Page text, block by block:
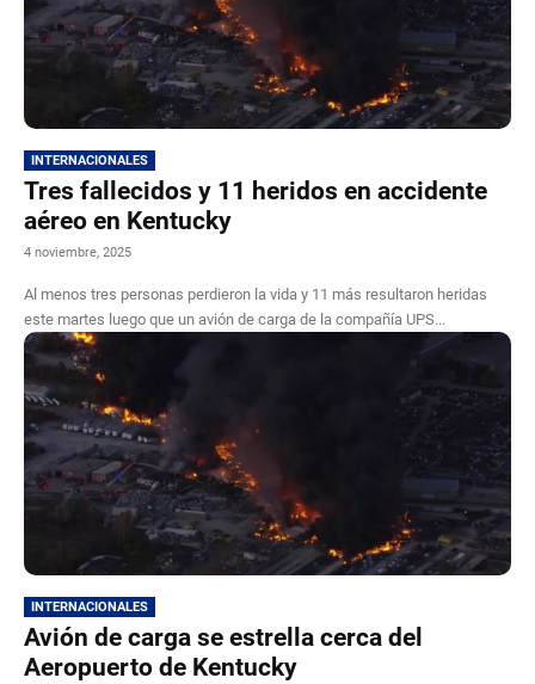
INTERNACIONALES
Tres fallecidos y 11 heridos en accidente
aéreo en Kentucky
4 noviembre, 2025
Al menos tres personas perdieron la vida y 11 más resultaron heridas
este martes luego que un avión de carga de la compañía UPS...
INTERNACIONALES
Avión de carga se estrella cerca del
Aeropuerto de Kentucky